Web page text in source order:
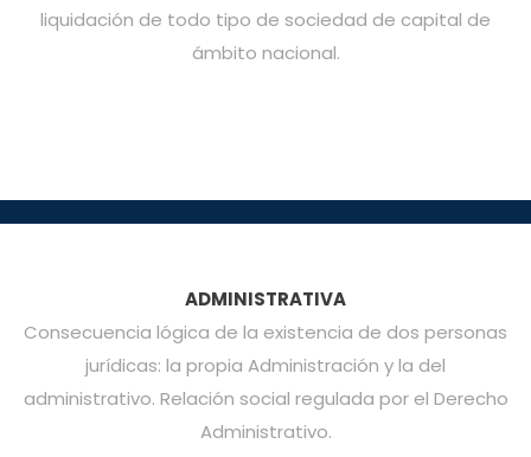
liquidación de todo tipo de sociedad de capital de
ámbito nacional.
ADMINISTRATIVA
Consecuencia lógica de la existencia de dos personas
jurídicas: la propia Administración y la del
administrativo. Relación social regulada por el Derecho
Administrativo.